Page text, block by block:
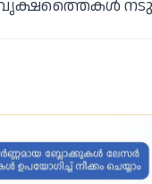
വൃക്ഷത്തൈകള്‍